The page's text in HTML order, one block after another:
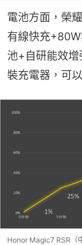
電池方面，榮
有線快充
池+自研能效
裝充電器，可
Honor Magic7 RSR（